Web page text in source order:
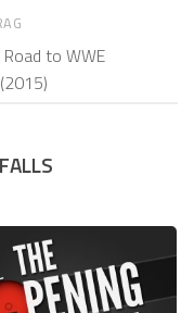
to WWE